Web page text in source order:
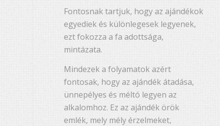
Fontosnak tartjuk, hogy az ajándékok
egyediek és különlegesek legyenek,
ezt fokozza a fa adottsága,
mintázata.
Mindezek a folyamatok azért
fontosak, hogy az ajándék átadása,
ünnepélyes és méltó legyen az
alkalomhoz. Ez az ajándék örök
emlék, mely mély érzelmeket,